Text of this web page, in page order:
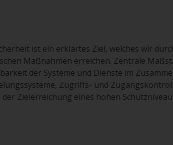
ist ein erklärtes Ziel, welches wir
Maßnahmen erreichen. Zentrale
der Systeme und Dienste im
Zugriffs- und
Zielerreichung eines hohen